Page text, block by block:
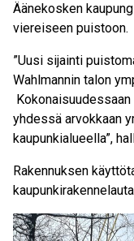
Äänekosken
viereiseen puistoon.
”Uusi sijainti
Wahlmannin talon
yhdessä arvokkaan
kaupunkialueella”,
Rakennuksen